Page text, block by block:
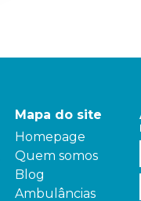
Mapa do site
Homepage
Quem somos
Blog
Ambulâncias